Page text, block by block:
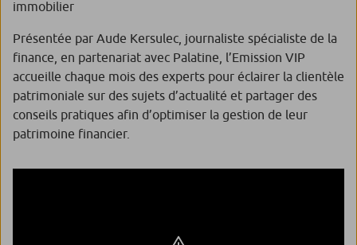
immobilier
Présentée par Aude Kersulec, journaliste spécialiste de la
finance, en partenariat avec Palatine, l’Emission VIP
accueille chaque mois des experts pour éclairer la clientèle
patrimoniale sur des sujets d’actualité et partager des
conseils pratiques afin d’optimiser la gestion de leur
patrimoine financier.